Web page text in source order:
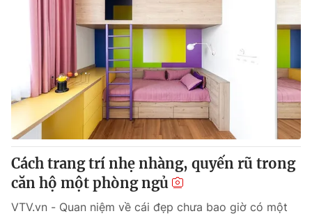
Cách trang trí nhẹ nhàng, quyến rũ trong
căn hộ một phòng ngủ
VTV.vn - Quan niệm về cái đẹp chưa bao giờ có một